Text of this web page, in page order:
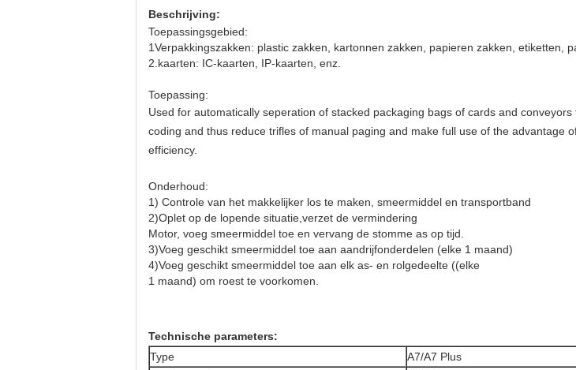
Beschrijving:
Toepassingsgebied:
1Verpakkingszakken: plastic zakken, kartonnen zakken, papieren zakken, etiketten,
2.kaarten: IC-kaarten, IP-kaarten, enz.
Toepassing:
Used for automatically seperation of stacked packaging bags of cards and
coding and thus reduce trifles of manual paging and make full use of the advantage
efficiency.
Onderhoud:
1) Controle van het makkelijker los te maken, smeermiddel en transportband
2)Oplet op de lopende situatie,verzet de vermindering
Motor, voeg smeermiddel toe en vervang de stomme as op tijd.
3)Voeg geschikt smeermiddel toe aan aandrijfonderdelen (elke 1 maand)
4)Voeg geschikt smeermiddel toe aan elk as- en rolgedeelte ((elke
1 maand) om roest te voorkomen.
Technische parameters:
Type
A7/A7 Plus